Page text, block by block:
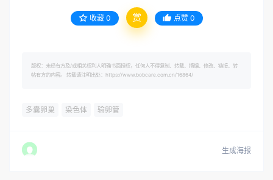
收藏 0 赏 点赞 0
版权：未经有方及/或相关权利人明确书面授权，任何人不得复制、转载、摘编、修改、链接、转
帖有方的内容。 转载请注明出处：https://www.bobcare.com.cn/16864/
多囊卵巢 染色体 输卵管
生成海报